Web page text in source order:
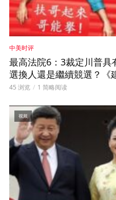
中美时评
最高法院6：3裁定川普具
選換人還是繼續競選？《
45 浏览 1 简略阅读
视频